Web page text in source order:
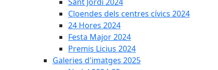
Cloendes dels centres cívics 2024
24 Hores 2024
Festa Major 2024
Premis Licius 2024
Galeries d'imatges 2025